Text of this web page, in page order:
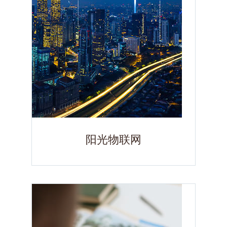
阳光物联网